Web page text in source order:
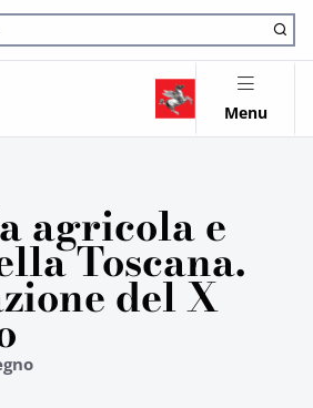
sito
Menu
agricola e
Toscana.
del X